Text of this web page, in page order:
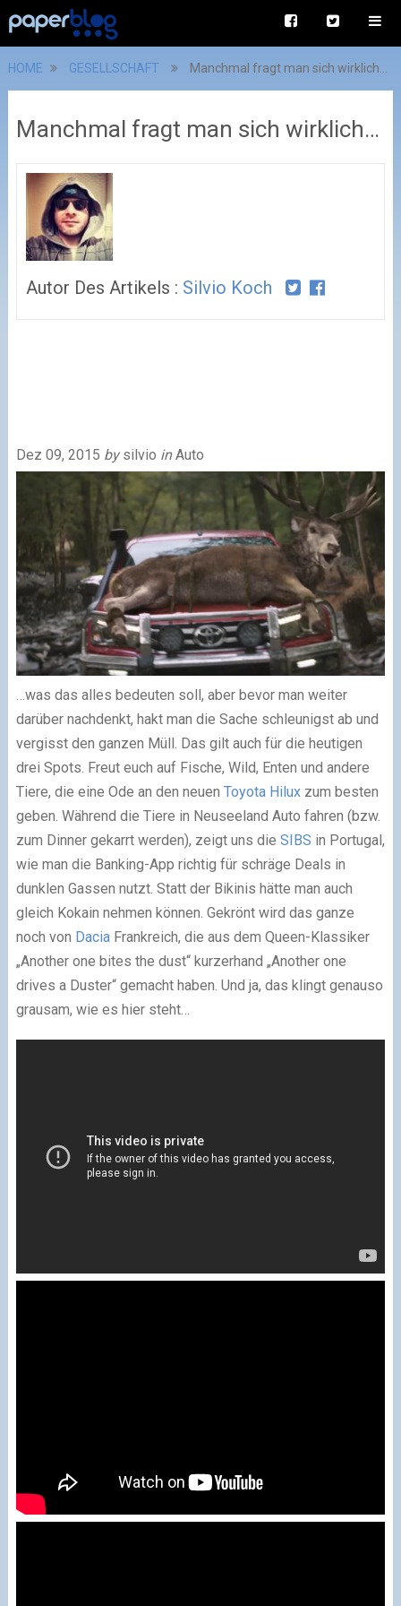
HOME GESELLSCHAFT Manchmal fragt man sich wirklich…
Manchmal fragt man sich wirklich…
Autor Des Artikels : Silvio Koch
Dez 09, 2015 bysilvio inAuto
…was das alles bedeuten soll, aber bevor man weiter
darüber nachdenkt, hakt man die Sache schleunigst ab und
vergisst den ganzen Müll. Das gilt auch für die heutigen
drei Spots. Freut euch auf Fische, Wild, Enten und andere
Tiere, die eine Ode an den neuen Toyota Hiluxzum besten
geben. Während die Tiere in Neuseeland Auto fahren (bzw.
zum Dinner gekarrt werden), zeigt uns die SIBS in Portugal,
wie man die Banking-App richtig für schräge Deals in
dunklen Gassen nutzt. Statt der Bikinis hätte man auch
gleich Kokain nehmen können. Gekrönt wird das ganze
noch von DaciaFrankreich, die aus dem Queen-Klassiker
„Another one bites the dust“ kurzerhand „Another one
drives a Duster“ gemacht haben. Und ja, das klingt genauso
grausam, wie es hier steht…